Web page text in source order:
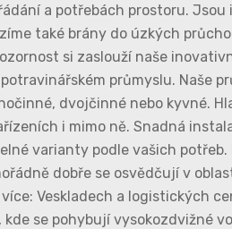
a potřebách prostoru. Jsou
také brány do úzkých
si zaslouží naše
průmyslu. Naše
dvojčinné nebo kyvné.
i mimo ně. Snadná
varianty podle vašich
dobře se osvědčují v
Veskladech a logistických
kde se pohybují vysokozdvižné